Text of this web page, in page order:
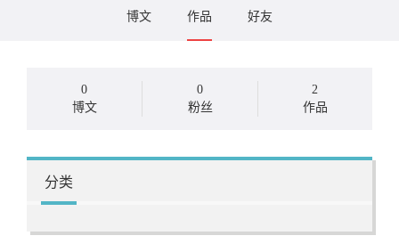
博文 作品 好友
0
博文
0
粉丝
2
作品
分类